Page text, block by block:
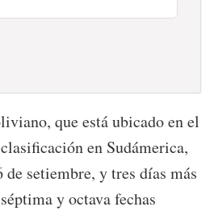
que está ubicado en el
en Sudámerica,
setiembre, y tres días más
y octava fechas